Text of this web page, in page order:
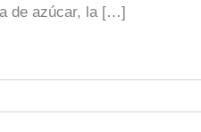
de azúcar, la […]